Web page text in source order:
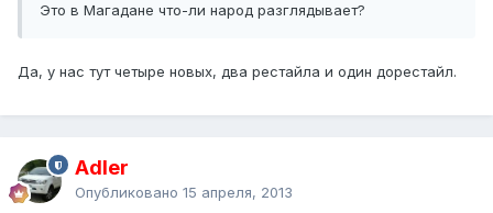
Это в Магадане что-ли народ разглядывает?
Да, у нас тут четыре новых, два рестайла и один дорестайл.
Adler
Опубликовано 15 апреля, 2013